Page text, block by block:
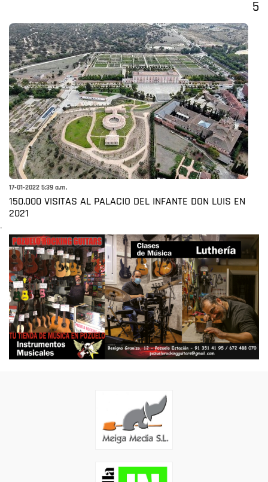
5
17-01-2022 5:39 a.m.
150.000 VISITAS AL PALACIO DEL INFANTE DON LUIS EN
2021